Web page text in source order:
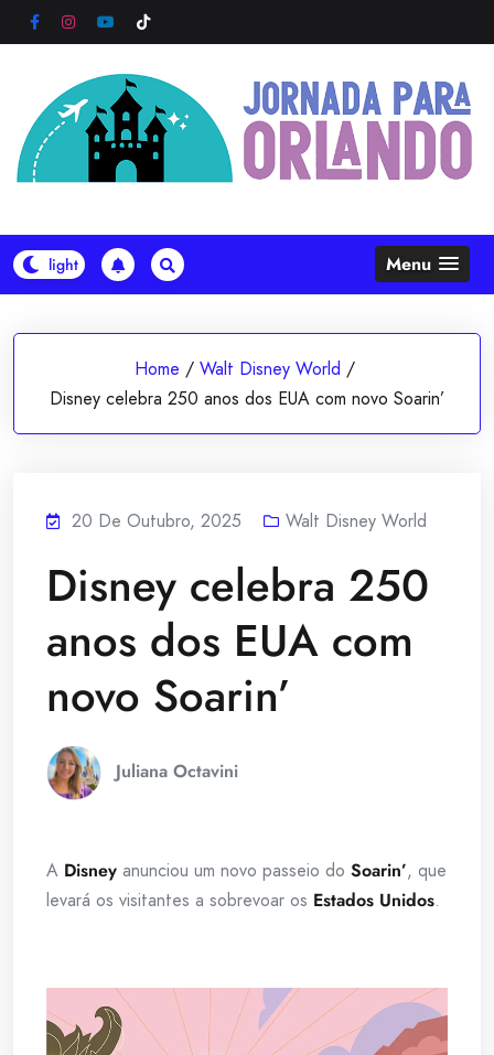
to
Menu
Home / Walt Disney World /
Disney celebra 250 anos dos EUA com novo Soarin’
20 De Outubro, 2025 Walt Disney World
Disney celebra 250
anos dos EUA com
novo Soarin’
Juliana Octavini
A Disney anunciou um novo passeio do Soarin’, que
levará os visitantes a sobrevoar os Estados Unidos.